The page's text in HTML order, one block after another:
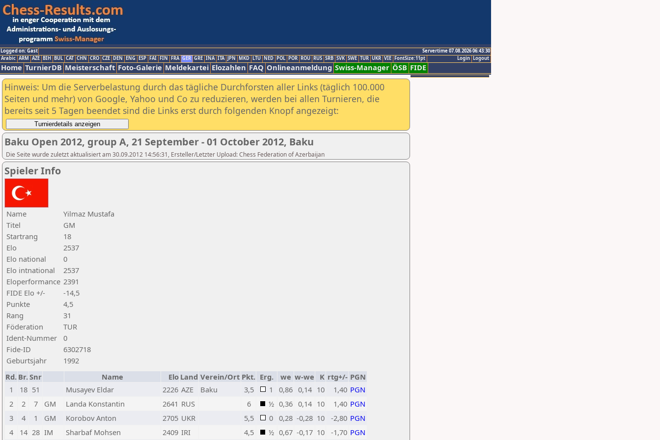
Logged on: Gast
Servertime 07.08.2026 06:43:30
Logout
Login
Arabic ARM AZE BIH BUL CAT CHN CRO CZE DEN ENG ESP FAI FIN FRA GER GRE INA ITA JPN MKD LTU NED POL POR ROU RUS SRB SVK SWE TUR UKR VIE FontSize:11pt
Home TurnierDB Meisterschaft Foto-Galerie Meldekartei Elozahlen FAQ Onlineanmeldung Swiss-Manager ÖSB FIDE
Hinweis: Um die Serverbelastung durch das tägliche Durchforsten aller Links (täglich 100.000
Seiten und mehr) von Google, Yahoo und Co zu reduzieren, werden bei allen Turnieren, die
bereits seit 5 Tagen beendet sind die Links erst durch folgenden Knopf angezeigt:
Baku Open 2012, group A, 21 September - 01 October 2012, Baku
Die Seite wurde zuletzt aktualisiert am 30.09.2012 14:56:31, Ersteller/Letzter Upload: Chess Federation of Azerbaijan
Spieler Info
Name
Yilmaz Mustafa
Titel
GM
Startrang
18
Elo
2537
Elo national
0
Elo intnational
2537
Eloperformance 2391
FIDE Elo +/-
-14,5
Punkte
4,5
Rang
31
Föderation
TUR
Ident-Nummer
0
Fide-ID
6302718
Geburtsjahr
1992
Rd. Br.Snr Name Elo Land Verein/Ort Pkt. Erg. we w-we K rtg+/- PGN
1
18 51 Musayev Eldar 2226 AZE Baku 3,5 1 0,86 0,14 10 1,40 PGN
2
2 7 GM Landa Konstantin 2641 RUS 6 ½ 0,36 0,14 10 1,40 PGN
3
4 1 GM Korobov Anton 2705 UKR 5,5 0 0,28 -0,28 10 -2,80 PGN
4
14 28 IM Sharbaf Mohsen 2409 IRI 4,5 ½ 0,67 -0,17 10 -1,70 PGN